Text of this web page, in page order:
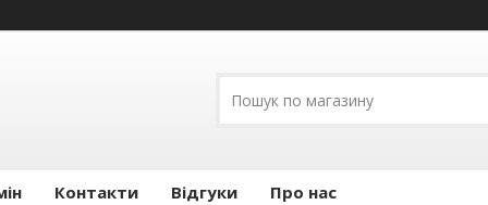
Контакти Відгуки Про нас